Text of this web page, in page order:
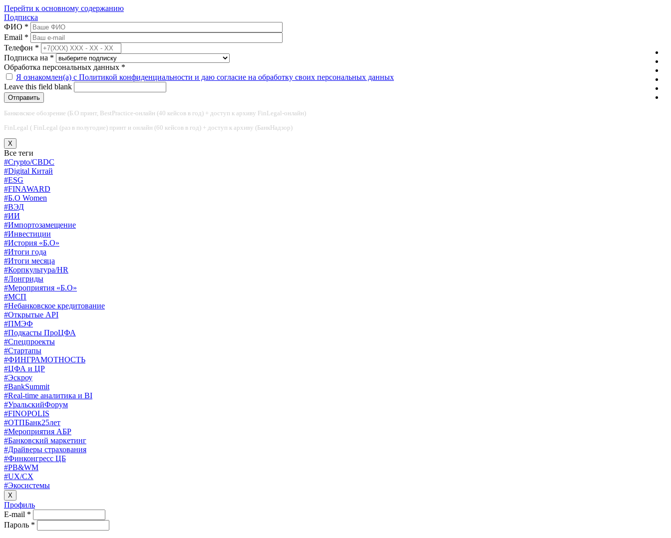
Перейти к основному содержанию
Подписка
ФИО *
Email *
Телефон *
Подписка на *
Обработка персональных данных *
Я ознакомлен(а) с Политикой конфиденциальности и даю согласие на обработку своих персональных данных
Leave this field blank
Банковское обозрение (Б.О принт, BestPractice-онлайн (40 кейсов в год) + доступ к архиву FinLegal-онлайн)
FinLegal ( FinLegal (раз в полугодие) принт и онлайн (60 кейсов в год) + доступ к архиву (БанкНадзор)
X
Все теги
#Crypto/CBDC
#Digital Китай
#ESG
#FINAWARD
#Б.О Women
#ВЭД
#ИИ
#Импортозамещение
#Инвестиции
#История «Б.О»
#Итоги года
#Итоги месяца
#Корпкультура/HR
#Лонгриды
#Мероприятия «Б.О»
#МСП
#Небанковское кредитование
#Открытые API
#ПМЭФ
#Подкасты ПроЦФА
#Спецпроекты
#Стартапы
#ФИНГРАМОТНОСТЬ
#ЦФА и ЦР
#Эскроу
#BankSummit
#Real-time аналитика и BI
#УральскийФорум
#FINOPOLIS
#ОТПБанк25лет
#Мероприятия АБР
#Банковский маркетинг
#Драйверы страхования
#Финконгресс ЦБ
#PB&WM
#UX/CX
#Экосистемы
X
Профиль
E-mail *
Пароль *